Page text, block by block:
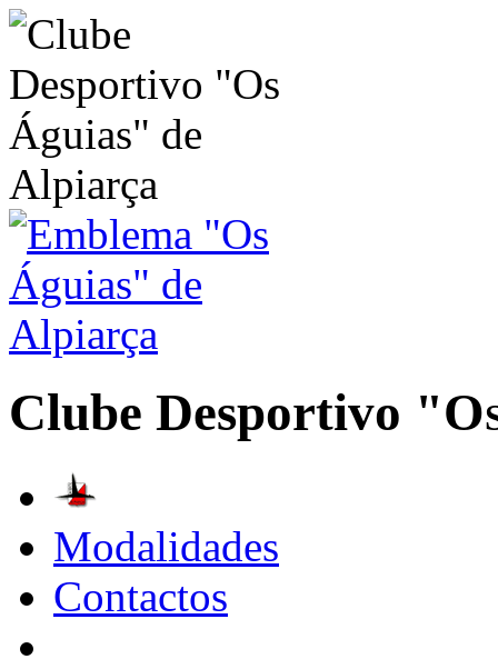
Clube Desportivo
Modalidades
Contactos